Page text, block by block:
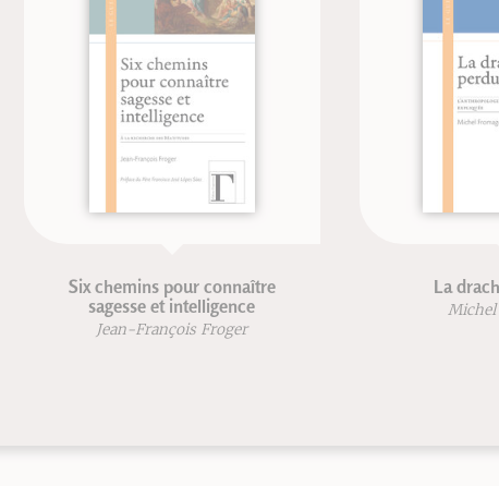
Six chemins pour connaître
sagesse et intelligence
Jean-François Froger
La
Michel